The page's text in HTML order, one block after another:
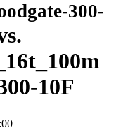
300-
10F